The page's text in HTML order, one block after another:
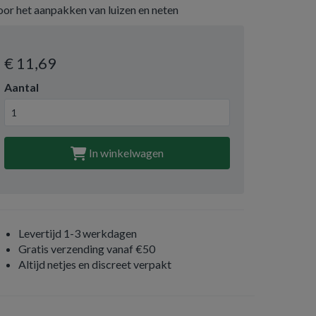
het aanpakken van luizen en neten
€ 11,69
Aantal
In winkelwagen
Levertijd 1-3 werkdagen
Gratis verzending vanaf €50
Altijd netjes en discreet verpakt